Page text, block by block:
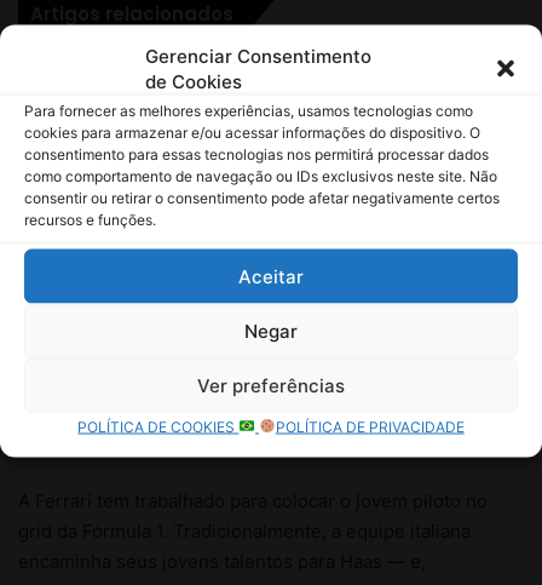
Gerenciar Consentimento
de Cookies
Para fornecer as melhores experiências, usamos tecnologias como
cookies para armazenar e/ou acessar informações do dispositivo. O
consentimento para essas tecnologias nos permitirá processar dados
como comportamento de navegação ou IDs exclusivos neste site. Não
consentir ou retirar o consentimento pode afetar negativamente certos
recursos e funções.
Aceitar
Negar
Ver preferências
POLÍTICA DE COOKIES POLÍTICA DE PRIVACIDADE